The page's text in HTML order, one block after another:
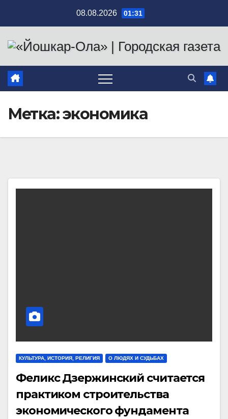
содержимому
08.08.2026 01:31
Метка:экономика
КУЛЬТУРА, ИСТОРИЯ, РЕЛИГИЯ О ЛЮДЯХ И СУДЬБАХ
Феликс Дзержинский считается
практиком строительства
экономического фундамента